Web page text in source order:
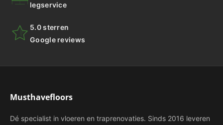
legservice
5.0 sterren
Google reviews
Musthavefloors
Dé specialist in vloeren en traprenovaties. Sinds 2016 leveren